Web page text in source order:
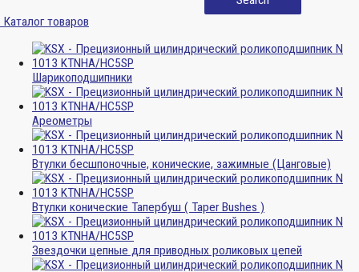
Каталог товаров
Шарикоподшипники
Ареометры
Втулки бесшпоночные, конические, зажимные (Цанговые)
Втулки конические Тапербуш ( Taper Bushes )
Звездочки цепные для приводных роликовых цепей